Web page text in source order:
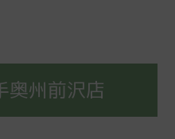
奥州前沢店